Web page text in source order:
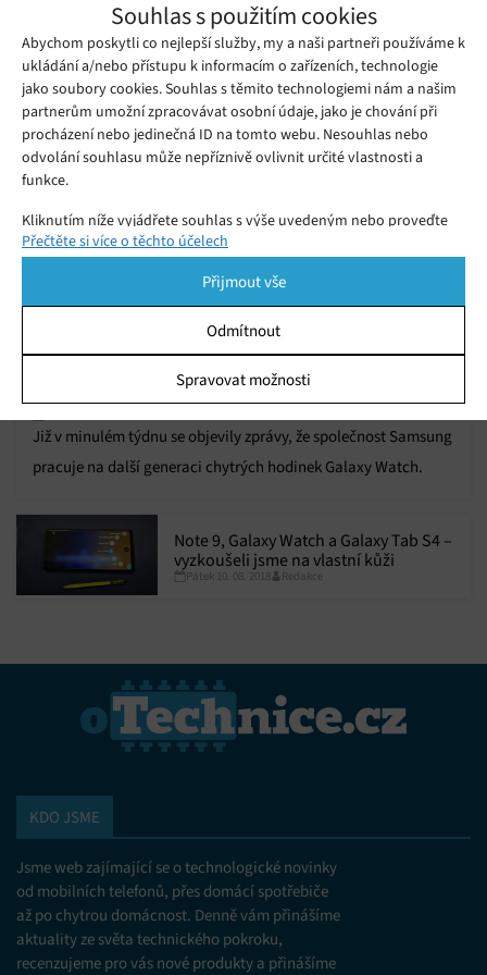
Souhlas s použitím cookies
Abychom poskytli co nejlepší služby, my a naši partneři používáme k
ukládání a/nebo přístupu k informacím o zařízeních, technologie
jako soubory cookies. Souhlas s těmito technologiemi nám a našim
partnerům umožní zpracovávat osobní údaje, jako je chování při
procházení nebo jedinečná ID na tomto webu. Nesouhlas nebo
odvolání souhlasu může nepříznivě ovlivnit určité vlastnosti a
funkce.
Kliknutím níže vyjádřete souhlas s výše uvedeným nebo proveďte
podrobnější rozhodnutí. Vaše volby budou použity pouze na tomto
pomocí přepínačů v Zásadách cookies nebo kliknutím na tlačítko
Spravovat souhlas ve spodní části obrazovky.
Ukládání a/nebo přístup k informacím v zařízení, Porozumění
publiku prostřednictvím statistik nebo kombinací údajů z
různých zdrojů.
Ukládání a/nebo přístup k informacím v zařízení, Použití
omezených údajů k výběru reklam, Vytváření profilů pro
personalizovanou reklamu, Používání profilů k výběru
personalizované reklamy, Vytváření profilů pro
Přiřazování a kombinování údajů z jiných zdrojů
údajů, Propojení různých zařízení, Identifikace
Zajištění bezpečnosti, předcházení a zjišťování
podvodů a odstraňování chyb, Poskytování a
zobrazování reklamy a obsahu, Ukládání a sdělování
voleb ochrany osobních údajů.
Přečtěte si více o těchto účelech
Přijmout vše
Odmítnout
Spravovat možnosti
získají novou funkci pro měření
krevního tlaku
Středa 22. 04. 2020 Samuel
Kódové označení nové generace chytrých
hodinek Galaxy Watch od Samsungu
poukazuje na klasický design
Již v minulém týdnu se objevily zprávy, že společnost Samsung
pracuje na další generaci chytrých hodinek Galaxy Watch.
Note 9, Galaxy Watch a Galaxy Tab S4 –
vyzkoušeli jsme na vlastní kůži
Pátek 10. 08. 2018 Redakce
KDO JSME
Jsme web zajímající se o technologické novinky
od mobilních telefonů, přes domácí spotřebiče
až po chytrou domácnost. Denně vám přinášíme
aktuality ze světa technického pokroku,
recenzujeme pro vás nové produkty a přinášíme